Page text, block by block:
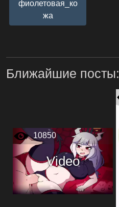
фиолетовая_ко
жа
Ближайшие посты:
10850
Video